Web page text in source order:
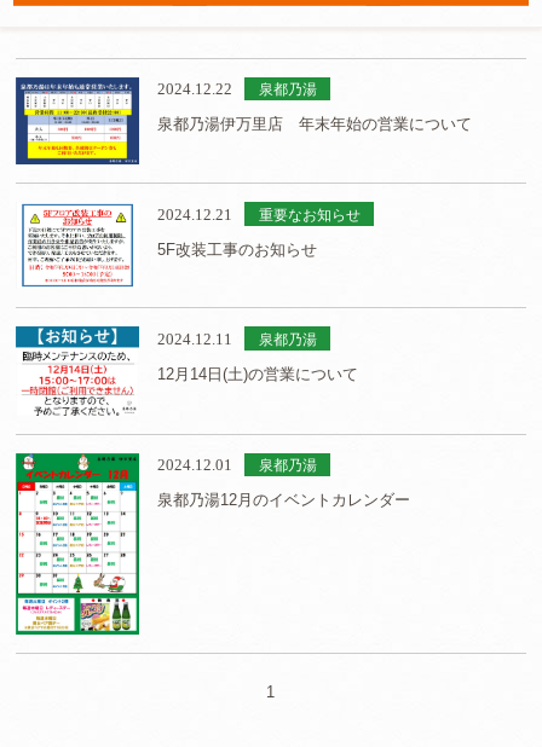
2024.12.22 泉都乃湯
泉都乃湯伊万里店 年末年始の営業について
2024.12.21 重要なお知らせ
5F改装工事のお知らせ
2024.12.11 泉都乃湯
12月14日(土)の営業について
2024.12.01 泉都乃湯
泉都乃湯12月のイベントカレンダー
1